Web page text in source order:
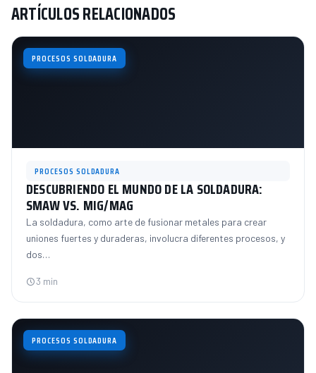
ARTÍCULOS RELACIONADOS
PROCESOS SOLDADURA
PROCESOS SOLDADURA
DESCUBRIENDO EL MUNDO DE LA SOLDADURA:
SMAW VS. MIG/MAG
La soldadura, como arte de fusionar metales para crear
uniones fuertes y duraderas, involucra diferentes procesos, y
dos…
3 min
PROCESOS SOLDADURA